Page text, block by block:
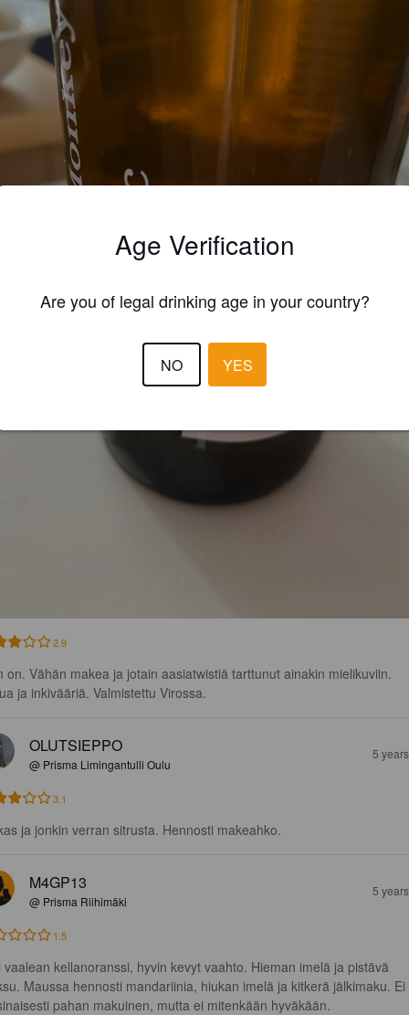
2.9
on. Vähän makea ja jotain aasiatwistiä tarttunut ainakin mielikuviin.
ja inkivääriä. Valmistettu Virossa.
OLUTSIEPPO
@ Prisma Limingantulli Oulu
5
3.1
ja jonkin verran sitrusta. Hennosti makeahko.
M4GP13
@ Prisma Riihimäki
5
1.5
vaalean kellanoranssi, hyvin kevyt vaahto. Hieman imelä ja pistävä
Maussa hennosti mandariinia, hiukan imelä ja kitkerä jälkimaku. Ei
pahan makuinen, mutta ei mitenkään hyväkään.
Age Verification
Are you of legal drinking age in your country?
NO YES